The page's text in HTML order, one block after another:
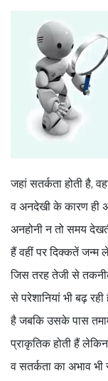
जहां सतर्कता होती है,
व अनदेखी के कारण ही
अनहोनी न तो समय
हैं वहीं पर दिक्कतें जन्म
जिस तरह तेजी से
से परेशानियां भी बढ़
है जबकि उसके पास
प्राकृतिक होती हैं
व सतर्कता का अभाव